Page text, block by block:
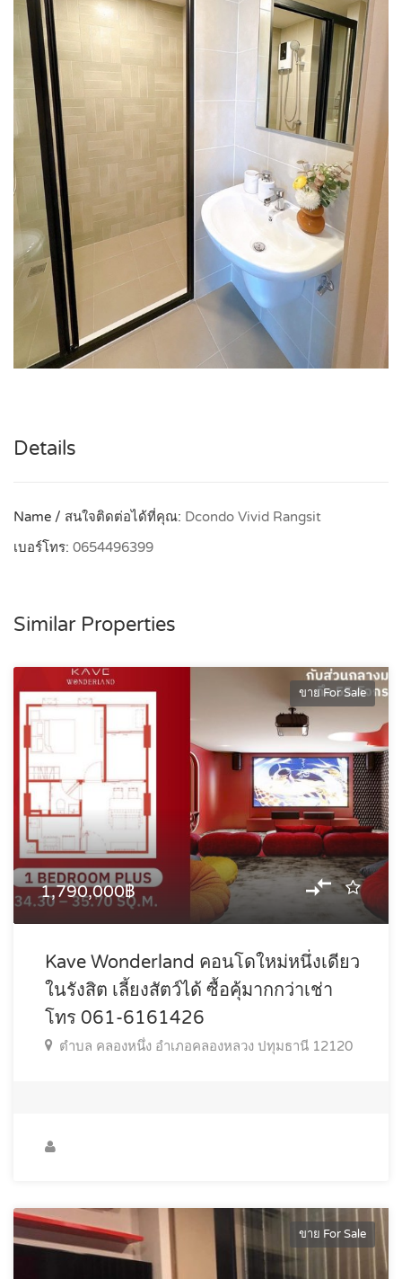
Details
Name / สนใจติดต่อได้ที่คุณ: Dcondo Vivid Rangsit
เบอร์โทร: 0654496399
Similar Properties
ขาย For Sale
1,790,000฿
Kave Wonderland คอนโดใหม่หนึ่งเดียว
ในรังสิต เลี้ยงสัตว์ได้ ซื้อคุ้มากกว่าเช่า
โทร 061-6161426
ตำบล คลองหนึ่ง อำเภอคลองหลวง ปทุมธานี 12120
ขาย For Sale